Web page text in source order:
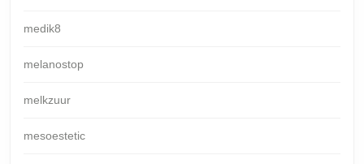
medik8
melanostop
melkzuur
mesoestetic